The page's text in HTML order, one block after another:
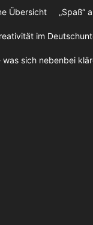
Übersicht „Spaß“
im
sich nebenbei